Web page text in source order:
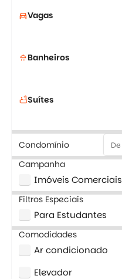
directions_carVagas
shower Banheiros
bathtubSuítes
Condomínio
Campanha
Imóveis Comerciais
Filtros Especiais
Para Estudantes
Comodidades
Ar condicionado
Elevador